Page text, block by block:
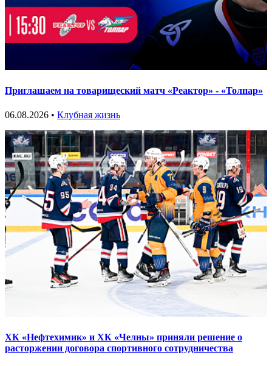
Приглашаем на товарищеский матч «Реактор» - «Толпар»
06.08.2026 • Клубная жизнь
ХК «Нефтехимик» и ХК «Челны» приняли решение о
расторжении договора спортивного сотрудничества